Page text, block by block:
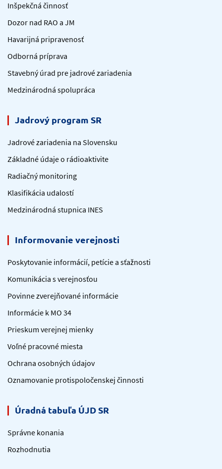
Inšpekčná činnosť
Dozor nad RAO a JM
Havarijná pripravenosť
Odborná príprava
Stavebný úrad pre jadrové zariadenia
Medzinárodná spolupráca
Jadrový program SR
Jadrové zariadenia na Slovensku
Základné údaje o rádioaktivite
Radiačný monitoring
Klasifikácia udalostí
Medzinárodná stupnica INES
Informovanie verejnosti
Poskytovanie informácií, petície a sťažnosti
Komunikácia s verejnosťou
Povinne zverejňované informácie
Informácie k MO 34
Prieskum verejnej mienky
Voľné pracovné miesta
Ochrana osobných údajov
Oznamovanie protispoločenskej činnosti
Úradná tabuľa ÚJD SR
Správne konania
Rozhodnutia